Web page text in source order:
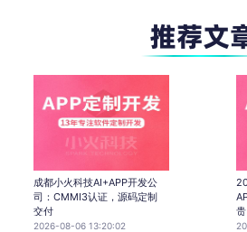
成都小火科技AI+APP开发公
司：CMMI3认证，源码定制
交付
2026-08-06 13:20:02
贵